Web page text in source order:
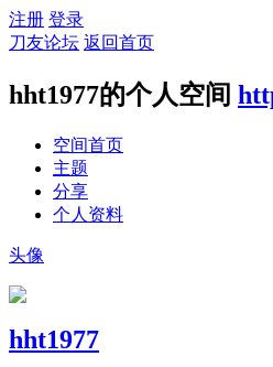
注册 登录
刀友论坛 返回首页
hht1977的个人空间
空间首页
主题
分享
个人资料
头像
hht1977